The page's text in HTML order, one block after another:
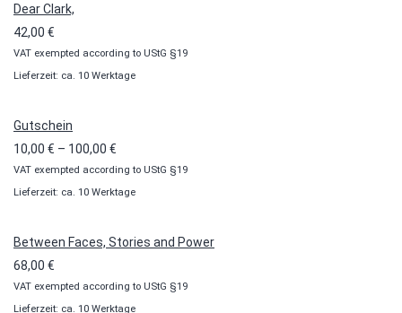
Dear Clark,
42,00 €
VAT exempted according to UStG §19
Lieferzeit: ca. 10 Werktage
Gutschein
10,00 € – 100,00 €
10,00 €
bis
VAT exempted according to UStG §19
Lieferzeit: ca. 10 Werktage
Between Faces, Stories and Power
68,00 €
VAT exempted according to UStG §19
Lieferzeit: ca. 10 Werktage